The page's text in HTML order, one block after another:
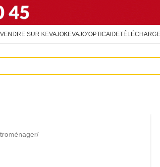
VENDRE SUR KEVAJOKEVAJO’OPTICAIDE